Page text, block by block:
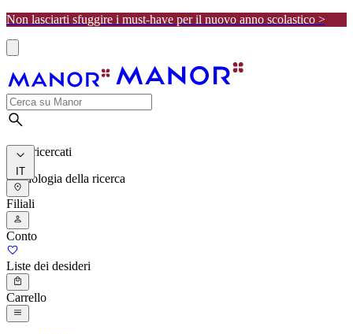
Non lasciarti sfuggire i must-have per il nuovo anno scolastico >
I più ricercati
Cronologia della ricerca
IT
Filiali
Conto
Liste dei desideri
Carrello